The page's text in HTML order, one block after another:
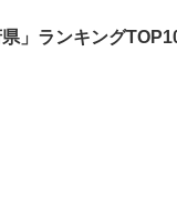
」ランキング